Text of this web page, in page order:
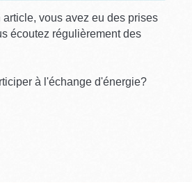
vous avez eu des prises
écoutez régulièrement des
à l'échange d'énergie?